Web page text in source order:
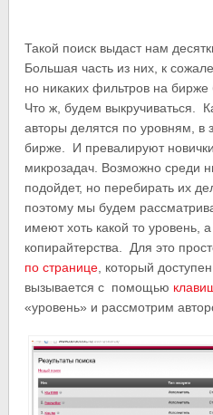
Такой поиск выдаст нам
Большая часть из них, к
но никаких фильтров на
Что ж, будем выкручиваться.
авторы делятся по уровням, в
бирже. И превалируют
микрозадач. Возможно среди
подойдет, но перебирать их
поэтому мы будем
имеют хоть какой то уровень,
копирайтерства. Для это
по странице, который
вызывается с помощью
«уровень» и рассмотрим